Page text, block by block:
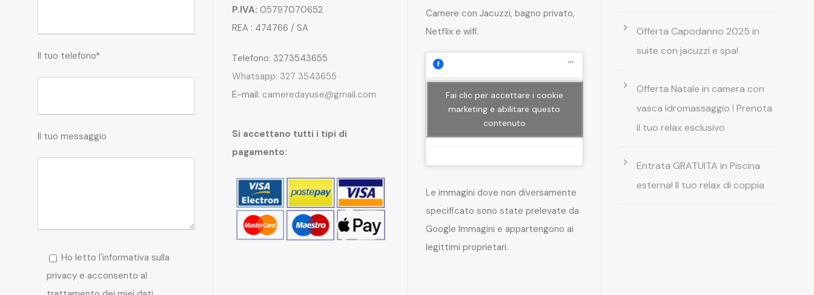
Il tuo telefono*
Il tuo messaggio
Ho letto l'informativa sulla
privacy e acconsento al
P.IVA: 05797070652
REA : 474766 / SA
Telefono: 3273543655
Whatsapp: 327 3543655
E-mail: cameredayuse@gmail.com
Si accettano tutti i tipi di
pagamento:
Camere con Jacuzzi, bagno privato,
Netflix e wifi.
Fai clic per accettare i cookie
marketing e abilitare questo
contenuto
Le immagini dove non diversamente
specificato sono state prelevate da
Google Immagini e appartengono ai
legittimi proprietari.
Offerta Capodanno 2025 in
suite con jacuzzi e spa!
Offerta Natale in camera con
vasca idromassaggio ! Prenota
il tuo relax esclusivo
Entrata GRATUITA in Piscina
esterna! Il tuo relax di coppia